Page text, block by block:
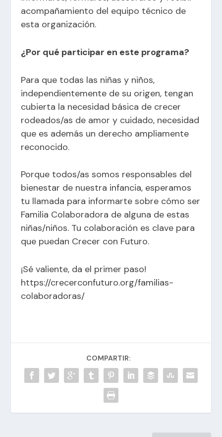
acompañamiento del equipo técnico de
esta organización.
¿Por qué participar en este programa?
Para que todas las niñas y niños,
independientemente de su origen, tengan
cubierta la necesidad básica de crecer
rodeados/as de amor y cuidado, necesidad
que es además un derecho ampliamente
reconocido.
Porque todos/as somos responsables del
bienestar de nuestra infancia, esperamos
tu llamada para informarte sobre cómo ser
Familia Colaboradora de alguna de estas
niñas/niños. Tu colaboración es clave para
que puedan Crecer con Futuro.
¡Sé valiente, da el primer paso!
https://crecerconfuturo.org/familias-
colaboradoras/
COMPARTIR: